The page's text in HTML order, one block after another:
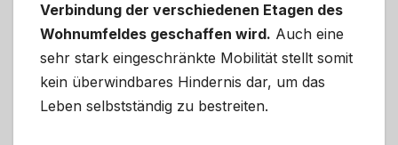
Verbindung der verschiedenen Etagen des
Wohnumfeldes geschaffen wird. Auch eine
sehr stark eingeschränkte Mobilität stellt somit
kein überwindbares Hindernis dar, um das
Leben selbstständig zu bestreiten.